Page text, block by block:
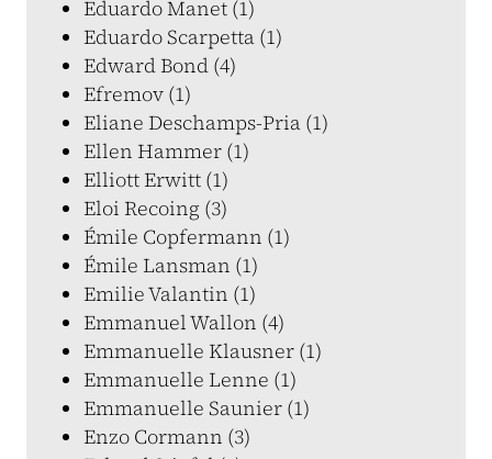
Eduardo Manet (1)
Eduardo Scarpetta (1)
Edward Bond (4)
Efremov (1)
Eliane Deschamps-Pria (1)
Ellen Hammer (1)
Elliott Erwitt (1)
Eloi Recoing (3)
Émile Copfermann (1)
Émile Lansman (1)
Emilie Valantin (1)
Emmanuel Wallon (4)
Emmanuelle Klausner (1)
Emmanuelle Lenne (1)
Emmanuelle Saunier (1)
Enzo Cormann (3)